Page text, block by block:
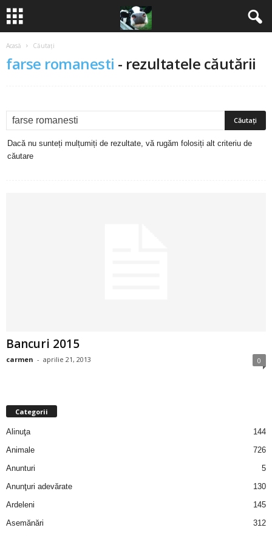
Acasă Căutați
farse romanesti - rezultatele căutării
Dacă nu sunteți mulțumiți de rezultate, vă rugăm folosiți alt criteriu de
căutare
Bancuri 2015
carmen - aprilie 21, 2013 0
Categorii
Alinuţa
144
Animale
726
Anunturi
5
Anunţuri adevărate
130
Ardeleni
145
Asemănări
312